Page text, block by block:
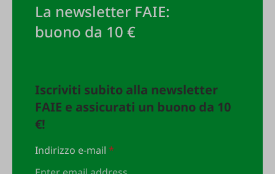
La newsletter FAIE:
buono da 10 €
Iscriviti subito alla newsletter
FAIE e assicurati un buono da 10
€!
Indirizzo e-mail*